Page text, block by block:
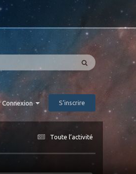
Connexion S’inscrire
Toute l’activité